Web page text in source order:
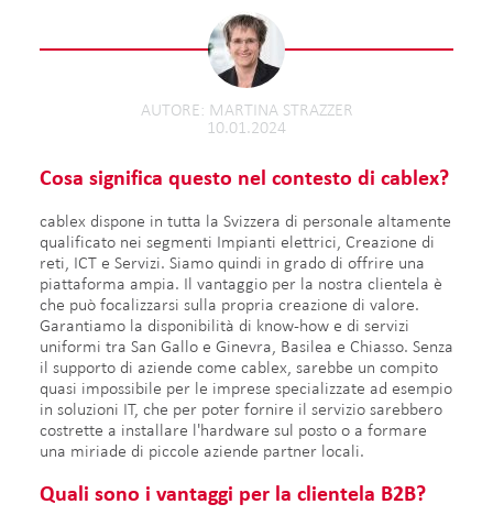
10.01.2024
AUTORE MARTINA STRAZZER
Cosa significa questo nel contesto di cablex?
cablex dispone in tutta la Svizzera di personale altamente
qualificato nei segmenti Impianti elettrici, Creazione di
reti, ICT e Servizi. Siamo quindi in grado di offrire una
piattaforma ampia. Il vantaggio per la nostra clientela è
che può focalizzarsi sulla propria creazione di valore.
Garantiamo la disponibilità di know-how e di servizi
uniformi tra San Gallo e Ginevra, Basilea e Chiasso. Senza
il supporto di aziende come cablex, sarebbe un compito
quasi impossibile per le imprese specializzate ad esempio
in soluzioni IT, che per poter fornire il servizio sarebbero
costrette a installare l'hardware sul posto o a formare
una miriade di piccole aziende partner locali.
Quali sono i vantaggi per la clientela B2B?